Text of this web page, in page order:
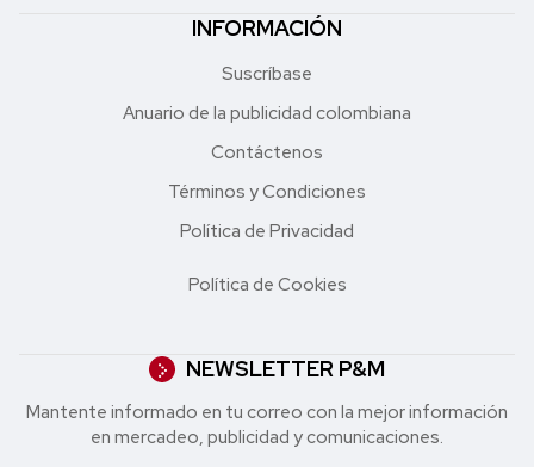
INFORMACIÓN
Suscríbase
Anuario de la publicidad colombiana
Contáctenos
Términos y Condiciones
Política de Privacidad
Política de Cookies
NEWSLETTER P&M
Mantente informado en tu correo con la mejor in formación
en mercadeo, publicidad y comunicaciones.